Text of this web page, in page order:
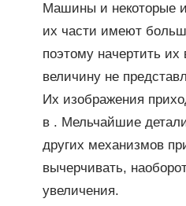
Машины и некоторые
их части имеют
поэтому начертить их
величину не
Их изображения
в . Мельчайшие
других механизмов
вычерчивать,
увеличения.